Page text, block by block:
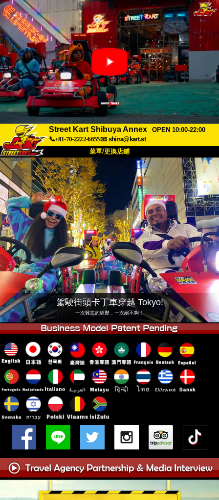
Street Kart Shibuya Annex
OPEN 10:00-22:00
📞+81-70-2222-6655📧 shina@kart.st
菜單/更換店鋪
關於 規格 價格
交通方式 顧客聲音 常見問題
公司 預訂
更換店鋪
東京品川 #1 東京秋葉原#1
東京秋葉原#2 東京澀谷
東京澀谷附屬 東京灣
東京淺草 大阪
沖繩
駕駛街頭卡丁車穿越 Tokyo!
一次難忘的經歷，一次絕不夠！